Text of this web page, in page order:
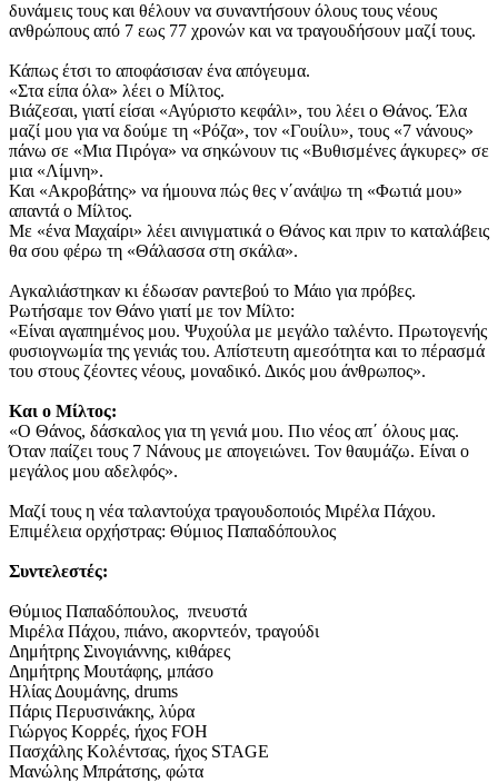
δυνάμεις τους και θέλουν να συναντήσουν όλους τους νέους
ανθρώπους από 7 εως 77 χρονών και να τραγουδήσουν μαζί τους.
Κάπως έτσι το αποφάσισαν ένα απόγευμα.
«Στα είπα όλα» λέει ο Μίλτος.
Βιάζεσαι, γιατί είσαι «Αγύριστο κεφάλι», του λέει ο Θάνος. Έλα
μαζί μου για να δούμε τη «Ρόζα», τον «Γουίλυ», τους «7 νάνους»
πάνω σε «Μια Πιρόγα» να σηκώνουν τις «Βυθισμένες άγκυρες» σε
μια «Λίμνη».
Και «Ακροβάτης» να ήμουνα π​ώ​ς θες ν΄ανάψω τη «Φωτιά μου»
απαντά ο Μίλτος.
​Με «ένα Μαχαίρι» λέει αινιγματικά ο Θάνος και πριν το καταλάβεις
θα σου φέρω τη «Θάλασσα στη σκάλα».​
Αγκαλιάστηκαν κι έδωσαν ραντεβού το Μάιο για πρόβες.
Ρωτήσαμε τον Θάνο γιατί με τον Μίλτο:
«Είναι αγαπημένος μου. Ψυχούλα με μεγάλο ταλέντο. Πρωτογενής
φυσιογνωμία της γενιάς του. Απίστευτη αμεσότητα και το πέρασμά
του στους ζέοντες νέους, μοναδικό. Δικός μου άνθρωπος».
Και ο Μίλτος:
«Ο Θάνος, δάσκαλος για τη γενιά μου. Πιο νέος απ΄ όλους μας.
Όταν παίζει τους 7 Νάνους με απογειώνει. Τον θαυμάζω. Είναι ο
μεγάλος μου αδελφός».
Μαζί τους η νέα ταλαντούχα τραγουδοποιός Μιρέλα Πάχου.
Eπιμέλεια ορχήστρας: Θύμιος Παπαδόπουλος
Συντελεστές:
Θύμιος Παπαδόπουλος, πνευστά
Μιρέλα Πάχου, πιάνο, ακορντεόν, τραγούδι
Δημήτρης Σινογιάννης, κιθάρες
Δημήτρης Μουτάφης, μπάσο
Ηλίας Δουμάνης, drums
Πάρις Περυσινάκης, λύρα
Γιώργος Κορρές, ήχος FOH
Πασχάλης Κολέντσας, ήχος STAGE
Μανώλης Μπράτσης, φώτα